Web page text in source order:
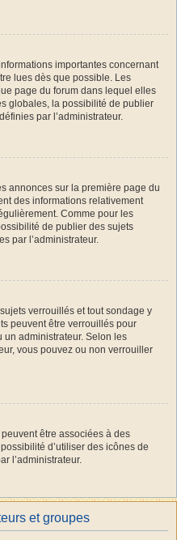
importantes concernant
lues dès que possible. Les
page du forum dans lequel elles
globales, la possibilité de publier
par l’administrateur.
annonces sur la première page du
des informations relativement
Comme pour les
de publier des sujets
par l’administrateur.
verrouillés et tout sondage y
peuvent être verrouillés pour
un administrateur. Selon les
vous pouvez ou non verrouiller
être associées à des
d’utiliser des icônes de
l’administrateur.
et groupes